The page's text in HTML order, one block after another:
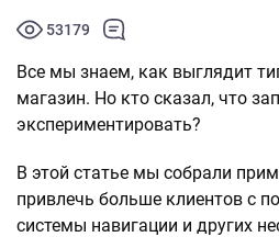
53179
Все мы знаем, как выглядит
магазин. Но кто сказал, что
экспериментировать?
В этой статье мы собрали
привлечь больше клиентов с
системы навигации и других